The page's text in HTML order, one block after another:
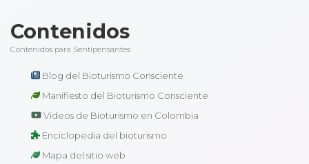
Contenidos
Contenidos para Sentipensantes
Blog del Bioturismo Consciente
Manifiesto del Bioturismo Consciente
Videos de Bioturismo en Colombia
Enciclopedia del bioturismo
Mapa del sitio web